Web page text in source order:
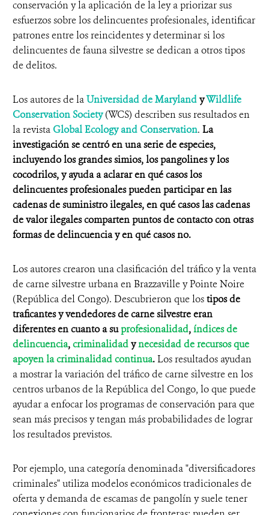
conservación y la aplicación de la ley a priorizar sus
esfuerzos sobre los delincuentes profesionales, identificar
patrones entre los reincidentes y determinar si los
delincuentes de fauna silvestre se dedican a otros tipos
de delitos.
Los autores de laUniversidad de MarylandyWildlife
Conservation Society (WCS) describen sus resultados en
la revista Global Ecology and Conservation. La
investigación se centró en una serie de especies,
incluyendo los grandes simios, los pangolines y los
cocodrilos, y ayuda a aclarar en qué casos los
delincuentes profesionales pueden participar en las
cadenas de suministro ilegales, en qué casos las cadenas
de valor ilegales comparten puntos de contacto con otras
formas de delincuencia y en qué casos no.
Los autores crearon una clasificación del tráfico y la venta
de carne silvestre urbana en Brazzaville y Pointe Noire
(República del Congo). Descubrieron que lostipos de
traficantes y vendedores de carne silvestre eran
diferentes en cuanto a suprofesionalidad,índices de
delincuencia,criminalidadynecesidad de recursos que
apoyen la criminalidad continua.Los resultados ayudan
a mostrar la variación del tráfico de carne silvestre en los
centros urbanos de la República del Congo, lo que puede
ayudar a enfocar los programas de conservación para que
sean más precisos y tengan más probabilidades de lograr
los resultados previstos.
Por ejemplo, una categoría denominada "diversificadores
criminales" utiliza modelos económicos tradicionales de
oferta y demanda de escamas de pangolín y suele tener